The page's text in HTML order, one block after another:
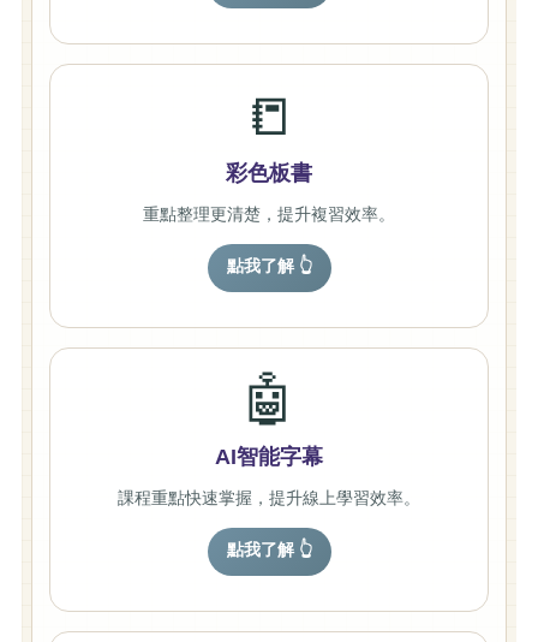
📒
彩色板書
重點整理更清楚，提升複習效率。
點我了解 👆
🤖
AI智能字幕
課程重點快速掌握，提升線上學習效率。
點我了解 👆